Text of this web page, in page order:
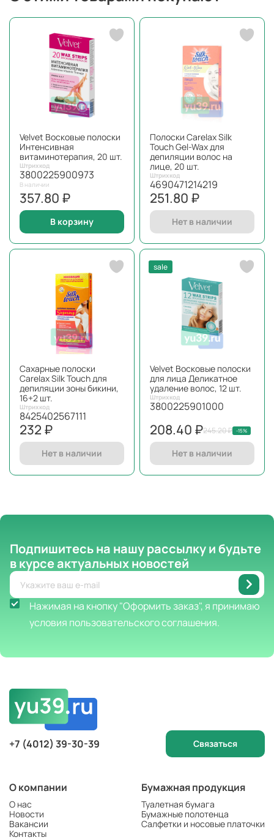
Velvet Восковые полоски
Интенсивная
витаминотерапия, 20 шт.
Штрихкод
3800225900973
В наличии
357.80 ₽
В корзину
Полоски Carelax Silk
Touch Gel-Wax для
депиляции волос на
лице, 20 шт.
Штрихкод
4690471214219
251.80 ₽
Нет в наличии
Сахарные полоски
Carelax Silk Touch для
депиляции зоны бикини,
16+2 шт.
Штрихкод
8425402567111
232 ₽
Нет в наличии
sale
Velvet Восковые полоски
для лица Деликатное
удаление волос, 12 шт.
Штрихкод
3800225901000
208.40 ₽245.20 ₽ -15%
Нет в наличии
Подпишитесь на нашу рассылкуи будьте
в курсе актуальных новостей
Нажимая на кнопку "Оформить заказ", я принимаю
условия пользовательского соглашения.
+7 (4012) 39-30-39 Связаться
О компании
О нас
Новости
Вакансии
Контакты
Бумажная продукция
Туалетная бумага
Бумажные полотенца
Салфетки и носовые платочки